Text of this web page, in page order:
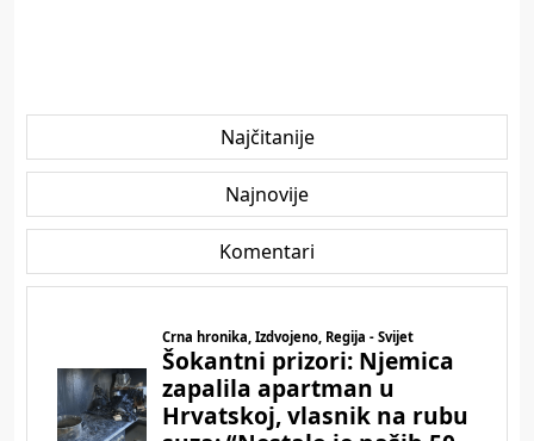
Najčitanije
Najnovije
Komentari